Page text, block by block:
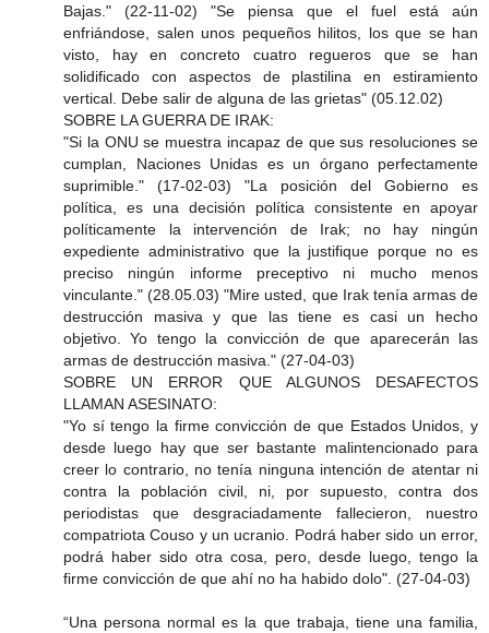
Bajas." (22-11-02) "Se piensa que el fuel está aún
enfriándose, salen unos pequeños hilitos, los que se han
visto, hay en concreto cuatro regueros que se han
solidificado con aspectos de plastilina en estiramiento
vertical. Debe salir de alguna de las grietas" (05.12.02)
SOBRE LA GUERRA DE IRAK:
"Si la ONU se muestra incapaz de que sus resoluciones se
cumplan, Naciones Unidas es un órgano perfectamente
suprimible." (17-02-03) "La posición del Gobierno es
política, es una decisión política consistente en apoyar
políticamente la intervención de Irak; no hay ningún
expediente administrativo que la justifique porque no es
preciso ningún informe preceptivo ni mucho menos
vinculante." (28.05.03) "Mire usted, que Irak tenía armas de
destrucción masiva y que las tiene es casi un hecho
objetivo. Yo tengo la convicción de que aparecerán las
armas de destrucción masiva." (27-04-03)
SOBRE UN ERROR QUE ALGUNOS DESAFECTOS
LLAMAN ASESINATO:
"Yo sí tengo la firme convicción de que Estados Unidos, y
desde luego hay que ser bastante malintencionado para
creer lo contrario, no tenía ninguna intención de atentar ni
contra la población civil, ni, por supuesto, contra dos
periodistas que desgraciadamente fallecieron, nuestro
compatriota Couso y un ucranio. Podrá haber sido un error,
podrá haber sido otra cosa, pero, desde luego, tengo la
firme convicción de que ahí no ha habido dolo". (27-04-03)
“Una persona normal es la que trabaja, tiene una familia,